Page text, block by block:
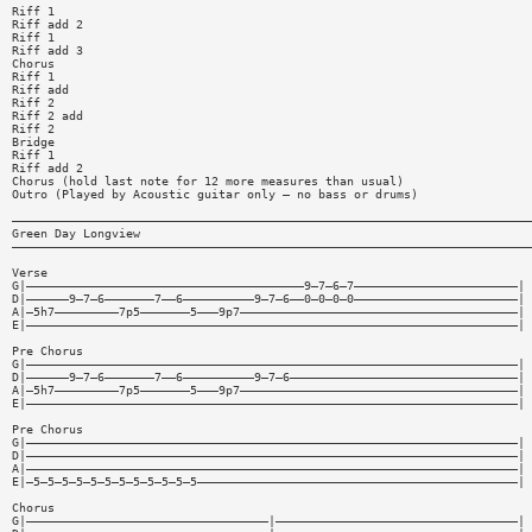
Riff 1
Riff add 2
Riff 1
Riff add 3
Chorus
Riff 1
Riff add
Riff 2
Riff 2 add
Riff 2
Bridge
Riff 1
Riff add 2
Chorus (hold last note for 12 more measures than usual)
Outro (Played by Acoustic guitar only — no bass or drums)
Green Day Longview
Verse
G|———————————————————————————————————————9—7—6—7———————————————————————|
D|——————9—7—6———————7——6——————————9—7—6——0—0—0—0———————————————————————|
A|—5h7—————————7p5———————5———9p7———————————————————————————————————————|
E|—————————————————————————————————————————————————————————————————————|
Pre Chorus
G|—————————————————————————————————————————————————————————————————————|
D|——————9—7—6———————7——6——————————9—7—6————————————————————————————————|
A|—5h7—————————7p5———————5———9p7———————————————————————————————————————|
E|—————————————————————————————————————————————————————————————————————|
Pre Chorus
G|—————————————————————————————————————————————————————————————————————|
D|—————————————————————————————————————————————————————————————————————|
A|—————————————————————————————————————————————————————————————————————|
E|—5—5—5—5—5—5—5—5—5—5—5—5—————————————————————————————————————————————|
Chorus
G|——————————————————————————————————|——————————————————————————————————|